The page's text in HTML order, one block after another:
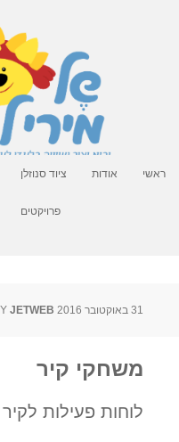
ראשי אודות ציוד סנוזלן
פרויקטים
31 באוקטובר 2016 JETWEB
משחקי קיר
לוחות פעילות לקיר